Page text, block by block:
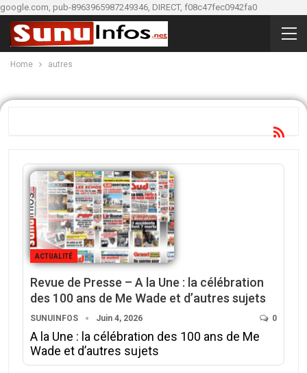
google.com, pub-8963965987249346, DIRECT, f08c47fec0942fa0
Home autres
ACTUALITÉ
Revue de Presse – A la Une : la célébration
des 100 ans de Me Wade et d’autres sujets
SUNUINFOS Juin 4, 2026 0
A la Une : la célébration des 100 ans de Me
Wade et d’autres sujets